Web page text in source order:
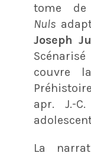
tome
Nuls
Joseph
couvre
apr. J.-
La